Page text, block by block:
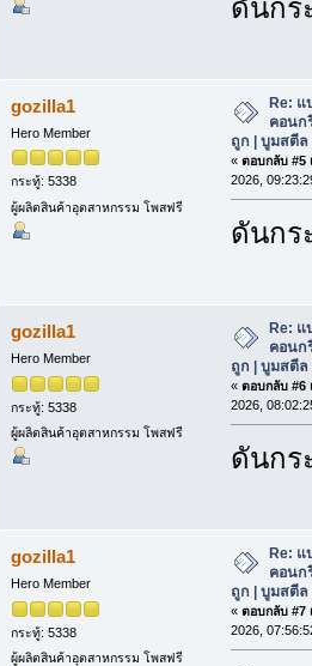
ดันก
gozilla1
Hero Member
กระทู้: 5338
ผู้ผลิตสินค้าอุตสาหกรรม โพสฟรี
Re: แ
คอนก
ถูก | บูมสตี
« ตอบกลับ #5
2026,
ดันก
gozilla1
Hero Member
กระทู้: 5338
ผู้ผลิตสินค้าอุตสาหกรรม โพสฟรี
Re: แ
คอนก
ถูก | บูมสตี
« ตอบกลับ #6
2026,
ดันก
gozilla1
Hero Member
กระทู้: 5338
ผู้ผลิตสินค้าอุตสาหกรรม โพสฟรี
Re: แ
คอนก
ถูก | บูมสตี
« ตอบกลับ #7
2026,